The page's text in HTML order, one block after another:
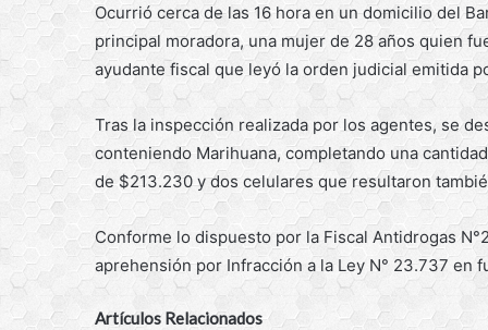
Ocurrió cerca de las 16 hora en un domicilio del
principal moradora, una mujer de 28 años quien
ayudante fiscal que leyó la orden judicial emitida
Tras la inspección realizada por los agentes, se
conteniendo Marihuana, completando una
de $213.230 y dos celulares que resultaron
Conforme lo dispuesto por la Fiscal Antidrogas
aprehensión por Infracción a la Ley N° 23.737 en
Artículos Relacionados